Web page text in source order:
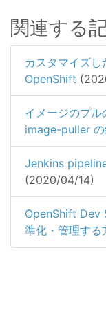
関連する
カスタマイズ
OpenShift
イメージのプ
image-puller の
Jenkins
(2020/04/14)
OpenShift Dev
準化・管理する